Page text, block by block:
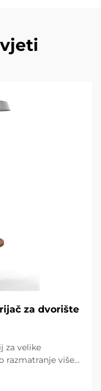
za dvorište
za velike
razmatranje više
Pogrešan izbor